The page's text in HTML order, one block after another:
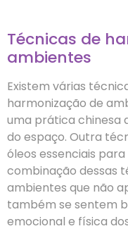
Técnicas de
ambientes
Existem várias
harmonização de
uma prática chinesa
do espaço. Outra
óleos essenciais
combinação dessas
ambientes que não
também se sentem
emocional e física